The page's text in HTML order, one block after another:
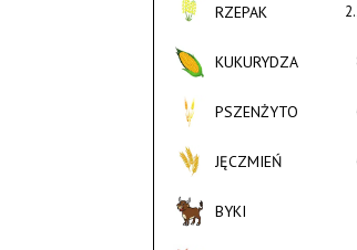
RZEPAK
KUKURYDZA
PSZENŻYTO
JĘCZMIEŃ
BYKI